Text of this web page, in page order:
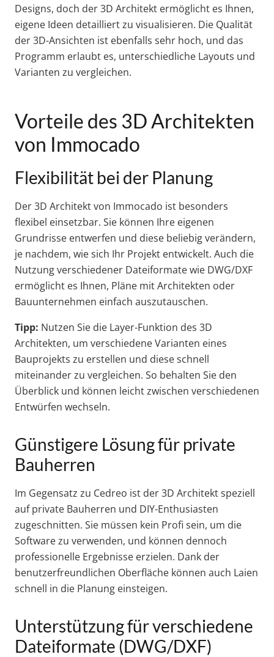
Designs, doch der 3D Architekt ermöglicht es Ihnen,
eigene Ideen detailliert zu visualisieren. Die Qualität
der 3D-Ansichten ist ebenfalls sehr hoch, und das
Programm erlaubt es, unterschiedliche Layouts und
Varianten zu vergleichen.
Vorteile des 3D Architekten
von Immocado
Flexibilität bei der Planung
Der 3D Architekt von Immocado ist besonders
flexibel einsetzbar. Sie können Ihre eigenen
Grundrisse entwerfen und diese beliebig verändern,
je nachdem, wie sich Ihr Projekt entwickelt. Auch die
Nutzung verschiedener Dateiformate wie DWG/DXF
ermöglicht es Ihnen, Pläne mit Architekten oder
Bauunternehmen einfach auszutauschen.
Tipp: Nutzen Sie die Layer-Funktion des 3D
Architekten, um verschiedene Varianten eines
Bauprojekts zu erstellen und diese schnell
miteinander zu vergleichen. So behalten Sie den
Überblick und können leicht zwischen verschiedenen
Entwürfen wechseln.
Günstigere Lösung für private
Bauherren
Im Gegensatz zu Cedreo ist der 3D Architekt speziell
auf private Bauherren und DIY-Enthusiasten
zugeschnitten. Sie müssen kein Profi sein, um die
Software zu verwenden, und können dennoch
professionelle Ergebnisse erzielen. Dank der
benutzerfreundlichen Oberfläche können auch Laien
schnell in die Planung einsteigen.
Unterstützung für verschiedene
Dateiformate (DWG/DXF)